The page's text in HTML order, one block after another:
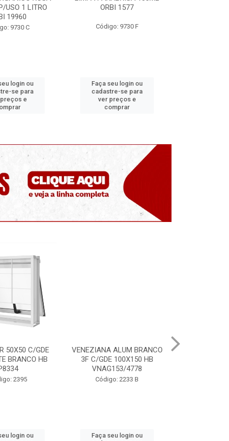
1577
9730 F
seu login ou
se para
preços e
comprar
ORBI 246
Código: 9730 E
Faça seu login ou
cadastre-se para
ver preços e
comprar
ALUM BRANCO
100X150 HB
4778
2233 B
login ou
PORTA LAMINADA BRANCA
85X215 DIR MIX HB P7134
Código: 2391
Faça seu login ou